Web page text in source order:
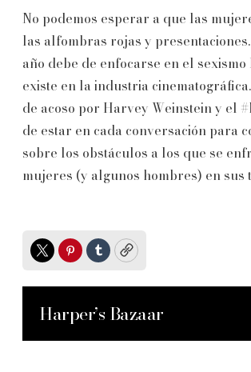
No podemos esperar a que las
las alfombras rojas y
año debe de enfocarse en el
existe en la industria
de acoso por Harvey Weinstein y el
de estar en cada conversación para
sobre los obstáculos a los que se
mujeres (y algunos hombres) en sus
TwitterPinterest
TumblrCopy
Harper’s Bazaar